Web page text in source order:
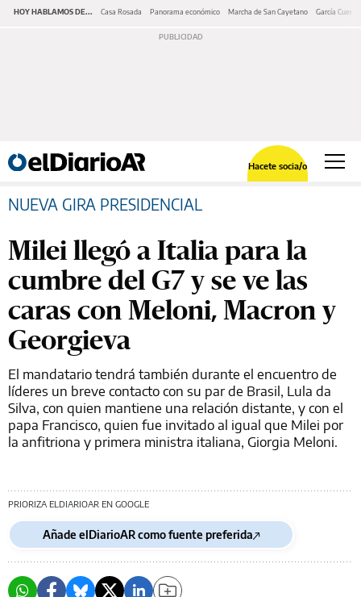
HOY HABLAMOS DE... Casa Rosada Panorama económico Marcha de San Cayetano García Cuerva
Hacete socia/o
NUEVA GIRA PRESIDENCIAL
Milei llegó a Italia para la
cumbre del G7 y se ve las
caras con Meloni, Macron y
Georgieva
El mandatario tendrá también durante el encuentro de
líderes un breve contacto con su par de Brasil, Lula da
Silva, con quien mantiene una relación distante, y con el
papa Francisco, quien fue invitado al igual que Milei por
la anfitriona y primera ministra italiana, Giorgia Meloni.
PRIORIZA ELDIARIOAR EN GOOGLE
Añade elDiarioAR como fuente preferida